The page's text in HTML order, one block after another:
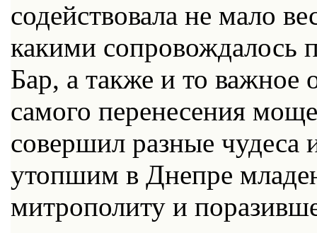
содействовала не мало
какими сопровождалось
Бар, а также и то важное
самого перенесения
совершил разные
утопшим в Днепре
митрополиту и